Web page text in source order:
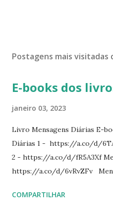
Postagens mais visitadas
E-books dos
janeiro 03, 2023
Livro Mensagens Diárias E-
Diárias 1 - https://a.co/d/
2 - https://a.co/d/fR5A3Xf
https://a.co/d/6vRvZFv
https://a.co/d/h4iP1oj
COMPARTILHAR